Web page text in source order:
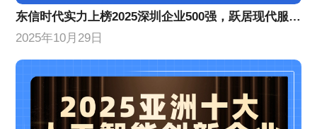
​东信时代实力上榜2025深圳企业500强，跃居现代服务业企业百强前列​​
2025年10月29日